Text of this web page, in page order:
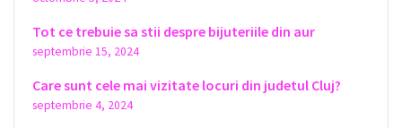
Tot ce trebuie sa stii despre bijuteriile din aur
septembrie 15, 2024
Care sunt cele mai vizitate locuri din judetul Cluj?
septembrie 4, 2024